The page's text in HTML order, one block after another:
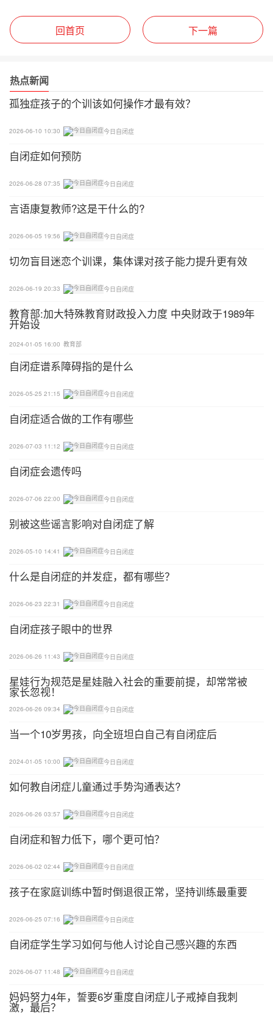
赖性比较强，吃饭还需要奶奶喂，早晨起床时如果没
睡醒，或者有时要求没有被满足，会持续地哭闹，打
都听不进去，但玩积木可以一个人玩很久。分析孩子
的种种表现，可能是因为语言表达能力不够而衍生出
的各种行为问题和情绪问题。请问如果想改善的话，
可以先从哪方面入手解决，还可能有什么其他我们没
解惑，谢谢老师！
雨林老师
（BCBA）
达他的需求，口语能力不足的话，可以考虑图卡、图
片、常用手势。和孩子讲规则、讲理的时候，也可以
人来配合讲解，孩子应该比较能具体理解。在游乐场
可以给孩子有限度的选择，通常孩子能掌握一些选
择，会比较开心、愿意配合。
的活动，搭配计时器/沙漏给孩子有限度的延迟时
间。提升故事本身的有趣性，让小朋友选他有兴趣的
一块积木，越专心就可获得越多积木，讲完故事后可
以玩。
提供一些简单的想法，让您同事参考看看喔！
有一个孩子，5岁，自闭症中度，认知还不错，但是
他小朋友，有没有什么办法可以减少鹦鹉学舌？
之前有个特别难教的，我是用一根棒棒糖，塞他嘴
巴，吃着棒棒糖就不会跟着说，或者自言自语。
了个训和游戏课，其余的课（精细，认知，社交课，
感统）全都是在教室里挣扎和哭闹。孩子连踢带踹，
（BCBA）
哈啰～可能可以思考一下个训和游戏课程其他课程有
环境上是不是有什么差别？是时间点？还是人员差
别？还是其他？了解一下还是有哭闹的原因是什么？
可能可以试试的方式：
1.预想孩子可能想要表达的需求，用图卡呈现，教哭
闹以外的替代方式。
回首页 下一篇
热点新闻
孤独症孩子的个训该如何操作才最有效？
2026-06-10 10:30 今日自闭症
自闭症如何预防
2026-06-28 07:35 今日自闭症
言语康复教师?这是干什么的?
2026-06-05 19:56 今日自闭症
切勿盲目迷恋个训课，集体课对孩子能力提升更有效
2026-06-19 20:33 今日自闭症
教育部:加大特殊教育财政投入力度 中央财政于1989年
开始设
2024-01-05 16:00 教育部
自闭症谱系障碍指的是什么
2026-05-25 21:15 今日自闭症
自闭症适合做的工作有哪些
2026-07-03 11:12 今日自闭症
自闭症会遗传吗
2026-07-06 22:00 今日自闭症
别被这些谣言影响对自闭症了解
2026-05-10 14:41 今日自闭症
什么是自闭症的并发症，都有哪些？
2026-06-23 22:31 今日自闭症
自闭症孩子眼中的世界
2026-06-26 11:43 今日自闭症
星娃行为规范是星娃融入社会的重要前提，却常常被
家长忽视！
2026-06-26 09:34 今日自闭症
当一个10岁男孩，向全班坦白自己有自闭症后
2024-01-05 10:00 今日自闭症
如何教自闭症儿童通过手势沟通表达?
2026-06-26 03:57 今日自闭症
自闭症和智力低下，哪个更可怕？
2026-06-02 02:44 今日自闭症
孩子在家庭训练中暂时倒退很正常，坚持训练最重要
2026-06-25 07:16 今日自闭症
自闭症学生学习如何与他人讨论自己感兴趣的东西
2026-06-07 11:48 今日自闭症
妈妈努力4年，誓要6岁重度自闭症儿子戒掉自我刺
激，最后？